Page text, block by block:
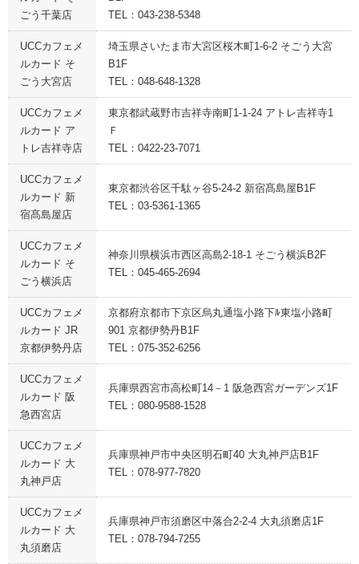
ごう千葉店
TEL：043-238-5348
UCCカフェメ
ルカード そ
ごう大宮店
埼玉県さいたま市大宮区桜木町1-6-2 そごう大宮
B1F
TEL：048-648-1328
UCCカフェメ
ルカード ア
トレ吉祥寺店
東京都武蔵野市吉祥寺南町1-1-24 アトレ吉祥寺1
Ｆ
TEL：0422-23-7071
UCCカフェメ
ルカード 新
宿髙島屋店
東京都渋谷区千駄ヶ谷5-24-2 新宿髙島屋B1F
TEL：03-5361-1365
UCCカフェメ
ルカード そ
ごう横浜店
神奈川県横浜市西区高島2-18-1 そごう横浜B2F
TEL：045-465-2694
UCCカフェメ
ルカード JR
京都伊勢丹店
京都府京都市下京区烏丸通塩小路下ﾙ東塩小路町
901 京都伊勢丹B1F
TEL：075-352-6256
UCCカフェメ
ルカード 阪
急西宮店
兵庫県西宮市高松町14－1 阪急西宮ガーデンズ1F
TEL：080-9588-1528
UCCカフェメ
ルカード 大
丸神戸店
兵庫県神戸市中央区明石町40 大丸神戸店B1F
TEL：078-977-7820
UCCカフェメ
ルカード 大
丸須磨店
兵庫県神戸市須磨区中落合2-2-4 大丸須磨店1F
TEL：078-794-7255